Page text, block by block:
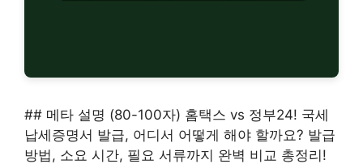
## 메타 설명 (80-100자) 홈택스 vs 정부24! 국세
납세증명서 발급, 어디서 어떻게 해야 할까요? 발급
방법, 소요 시간, 필요 서류까지 완벽 비교 총정리!